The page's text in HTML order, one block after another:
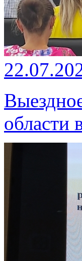
области